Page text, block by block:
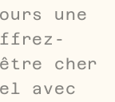
une
cher
avec